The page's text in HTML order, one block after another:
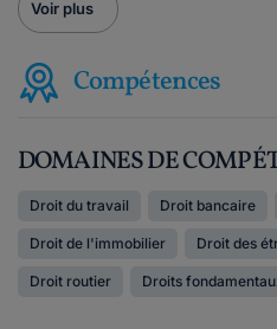
Voir plus
Compétences
DOMAINES DE
Droit du travail Droit bancaire
Droit de l'immobilier Droit des
Droit routier Droits